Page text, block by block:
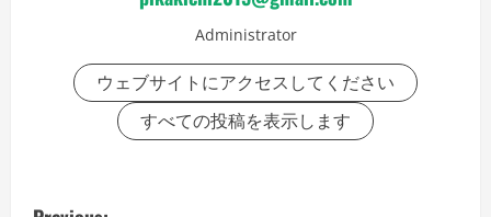
Administrator
ウェブサイトにアクセスしてください
すべての投稿を表示します
P